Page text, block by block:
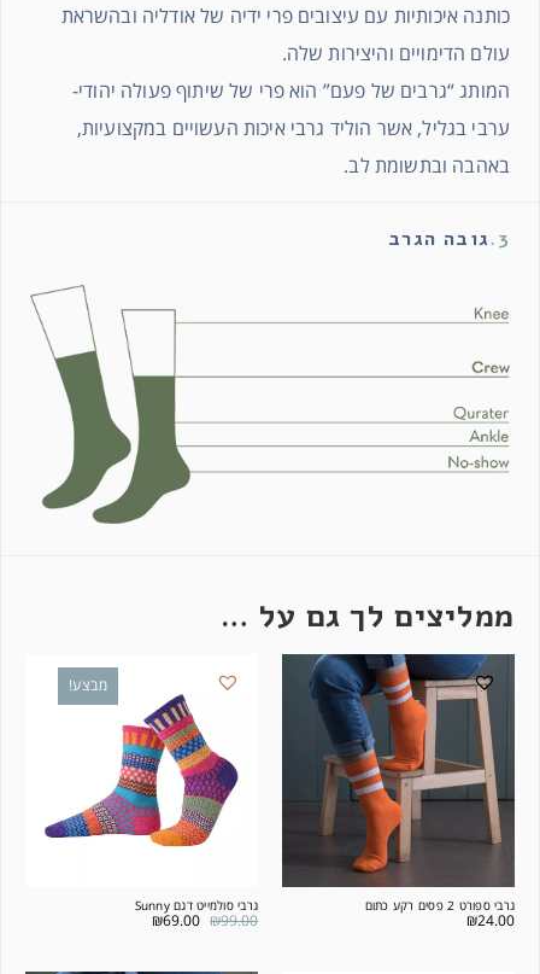
כותנה איכותיות עם עיצובים פרי ידיה של אודליה ובהשראת
עולם הדימויים והיצירות שלה.
המותג “גרבים של פעם” הוא פרי של שיתוף פעולה יהודי-
ערבי בגליל, אשר הוליד גרבי איכות העשויים במקצועיות,
באהבה ובתשומת לב.
3. גובה הגרב
ממליצים לך גם על …
גרבי ספורט 2 פסים רקע כתום
₪24.00
מבצע!
גרבי סולמייט דגם Sunny
₪99.00
₪69.00